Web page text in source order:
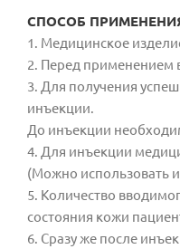
СПОСОБ
1. Медицинское
2. Перед применением
3. Для получения
инъекции.
До инъекции
4. Для инъекции
(Можно использовать
5. Количество
состояния кожи
6. Сразу же после